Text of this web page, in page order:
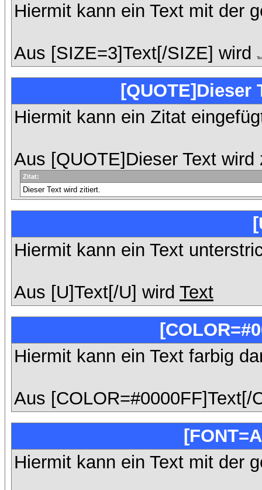
Hiermit kann ein Text mit der
Aus [SIZE=3]Text[/SIZE] wird
Hiermit kann ein Zitat
Aus [QUOTE]Dieser Text
Zitat:
Dieser Text wird zitiert.
Hiermit kann ein Text
Aus [U]Text[/U] wird Text
Hiermit kann ein Text farbig
Aus [COLOR=#0000FF]Text[/
Hiermit kann ein Text mit der